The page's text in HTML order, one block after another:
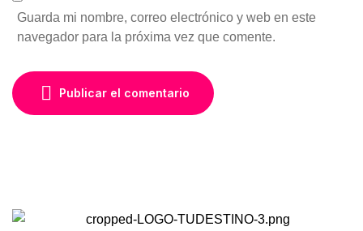
Guarda mi nombre, correo electrónico y web en este
navegador para la próxima vez que comente.
Publicar el comentario